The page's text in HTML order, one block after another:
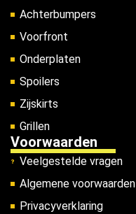
Achterbumpers
Voorfront
Onderplaten
Spoilers
Zijskirts
Grillen
Voorwaarden
Veelgestelde vragen
Algemene voorwaarden
Privacyverklaring